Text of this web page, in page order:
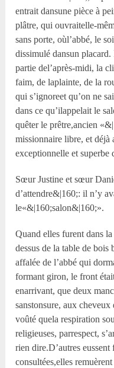
entrait dansune pièce à
plâtre, qui ouvraitelle-
sans porte, oùl’abbé, le
dissimulé dansun
partie del’après-midi, la
faim, de laplainte, de la
qui s’ignoreet qu’on ne
dans ce qu’ilappelait le
quêter le prêtre,ancien
missionnaire libre, et déjà
exceptionnelle et
Sœur Justine et sœur
d’attendre&|160;: il n’y
le«&|160;salon&|160;».
Quand elles furent dans
dessus de la table de bois
affalée de l’abbé qui
formant giron, le front
enarrivant, que deux
sanstonsure, aux
voûté quela respiration
religieuses, parrespect,
rien dire.D’autres
consultées,elles